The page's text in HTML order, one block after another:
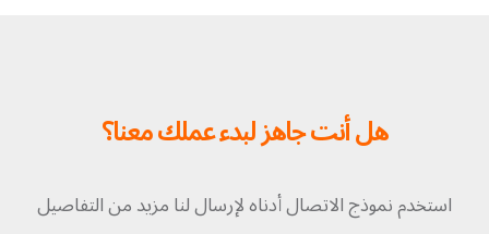
هل أنت جاهز لبدء عملك معنا؟
استخدم نموذج الاتصال أدناه لإرسال لنا مزيد من التفاصيل